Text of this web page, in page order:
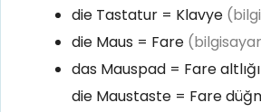
die Tastatur = Klavye
die Maus = Fare
das Mauspad = Fare altlığı
die Maustaste = Fare